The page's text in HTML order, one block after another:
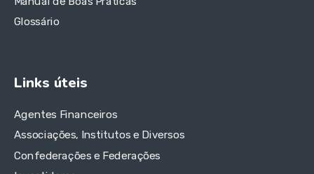
Glossário
Links úteis
Agentes Financeiros
Associações, Institutos e Diversos
Confederações e Federações